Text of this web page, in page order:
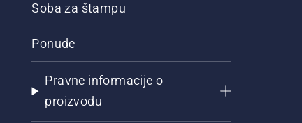
Soba za štampu
Ponude
Pravne informacije o
proizvodu